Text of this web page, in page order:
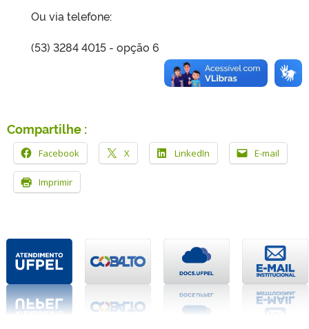
Ou via telefone:
(53) 3284 4015 - opção 6
Compartilhe :
Facebook X LinkedIn E-mail
Imprimir